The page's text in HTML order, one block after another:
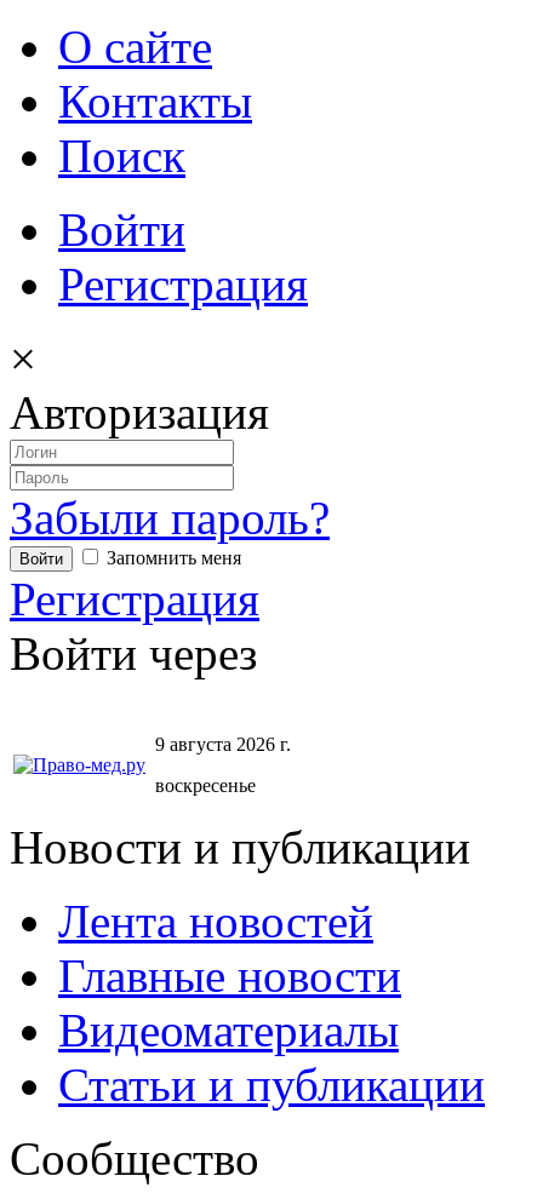
О сайте
Контакты
Поиск
Войти
Регистрация
×
Авторизация
Забыли пароль?
Запомнить меня
Регистрация
Войти через
9 августа 2026 г.
воскресенье
Новости и публикации
Лента новостей
Главные новости
Видеоматериалы
Статьи и публикации
Сообщество